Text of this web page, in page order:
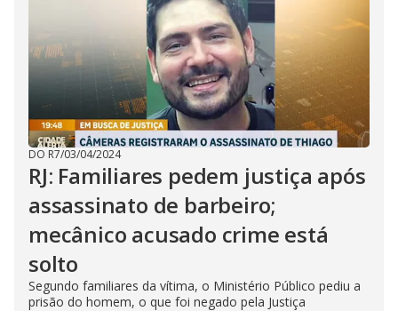
DO R7/03/04/2024
RJ: Familiares pedem justiça após
assassinato de barbeiro;
mecânico acusado crime está
solto
Segundo familiares da vítima, o Ministério Público pediu a
prisão do homem, o que foi negado pela Justiça